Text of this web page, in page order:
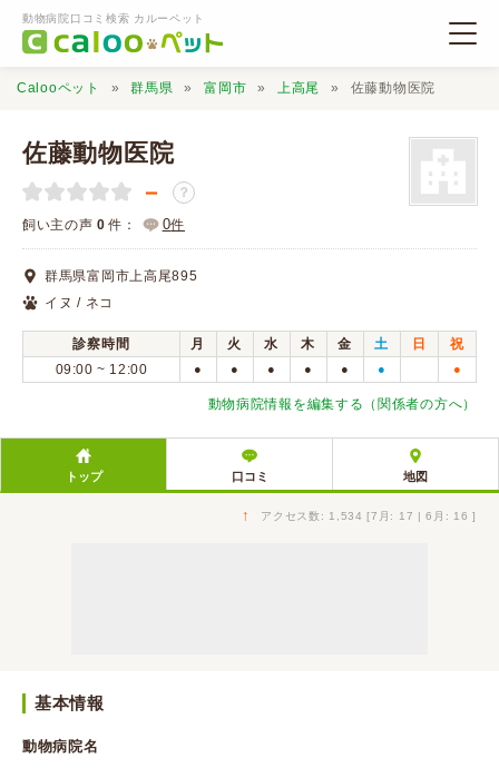
動物病院口コミ検索 カルーペット
動物病院検索
口コミ検索
Calooペットとは？
Calooペット 群馬県 富岡市 上高尾 佐藤動物医院
佐藤動物医院
－ ？
飼い主の声 0 件： 0件
群馬県富岡市上高尾895
イヌ / ネコ
診察時間 月 火 水 木 金 土 日
祝
09:00 ~ 12:00
● ● ● ● ● ● ●
動物病院情報を編集する（関係者の方へ）
トップ 口コミ 地図
↑ アクセス数: 1,534 [7月: 17 | 6月: 16 ]
基本情報
動物病院名